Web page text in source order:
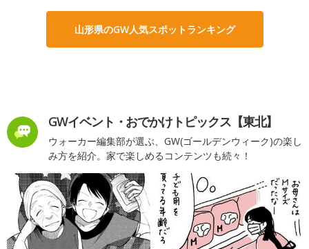
山形県のGW人気スポットランキング
GWイベント・おでかけトピックス【東北】
ウォーカー編集部が選ぶ、GW(ゴールデンウィーク)の楽し
み方を紹介。家で楽しめるコンテンツも続々！